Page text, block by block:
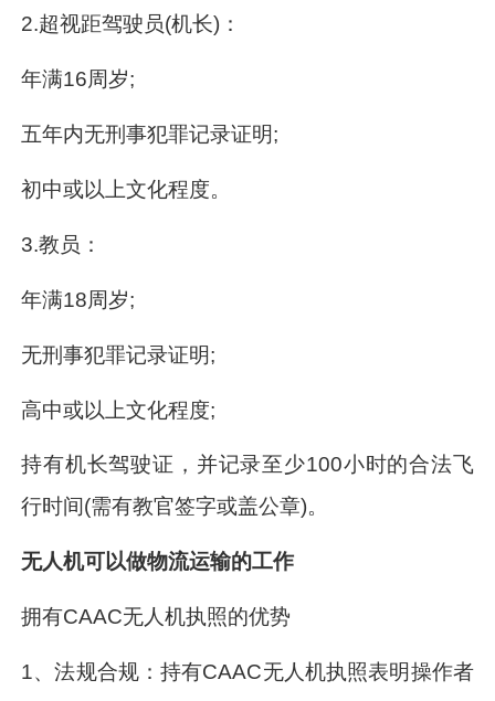
2.超视距驾驶员(机长)：
年满16周岁;
五年内无刑事犯罪记录证明;
初中或以上文化程度。
3.教员：
年满18周岁;
无刑事犯罪记录证明;
高中或以上文化程度;
持有机长驾驶证，并记录至少100小时的合法飞
行时间(需有教官签字或盖公章)。
无人机可以做物流运输的工作
拥有CAAC无人机执照的优势
1、法规合规：持有CAAC无人机执照表明操作者